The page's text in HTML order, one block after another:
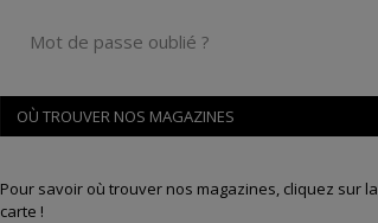
Mot de passe oublié ?
OÙ TROUVER NOS MAGAZINES
Pour savoir où trouver nos magazines, cliquez sur la
carte !